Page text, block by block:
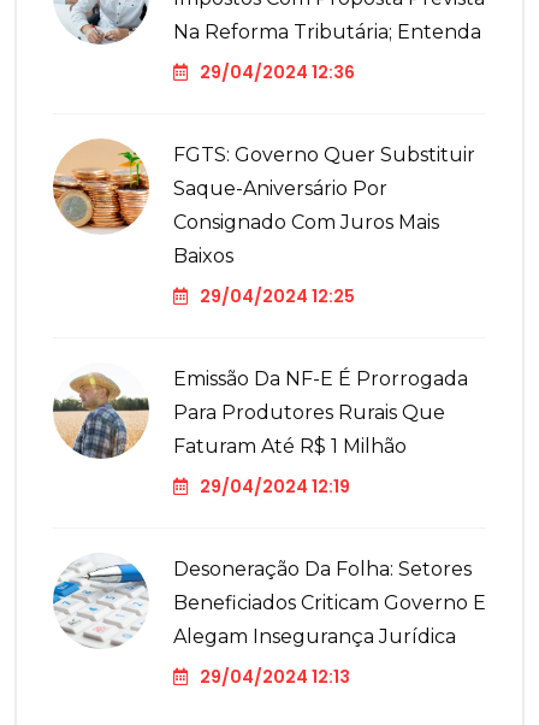
Na Reforma Tributária; Entenda
29/04/2024 12:36
FGTS: Governo Quer Substituir
Saque-Aniversário Por
Consignado Com Juros Mais
Baixos
29/04/2024 12:25
Emissão Da NF-E É Prorrogada
Para Produtores Rurais Que
Faturam Até R$ 1 Milhão
29/04/2024 12:19
Desoneração Da Folha: Setores
Beneficiados Criticam Governo E
Alegam Insegurança Jurídica
29/04/2024 12:13